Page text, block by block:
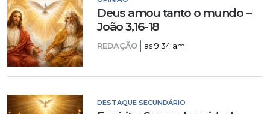
Deus amou tanto o mundo –
João 3,16-18
REDAÇÃO as 9:34 am
DESTAQUE SECUNDÁRIO